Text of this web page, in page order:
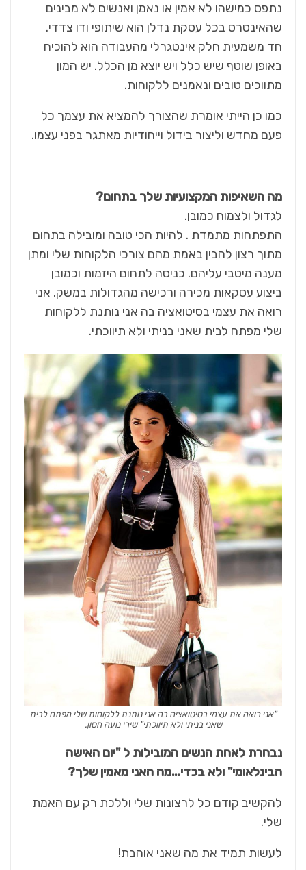
נתפס כמישהו לא אמין או נאמן ואנשים לא מבינים
שהאינטרס בכל עסקת נדלן הוא שיתופי ודו צדדי.
חד משמעית חלק אינטגרלי מהעבודה הוא להוכיח
באופן שוטף שיש כלל ויש יוצא מן הכלל. יש המון
מתווכים טובים ונאמנים ללקוחות.
כמו כן הייתי אומרת שהצורך להמציא את עצמך כל
פעם מחדש וליצור בידול וייחודיות מאתגר בפני עצמו.
מה השאיפות המקצועיות שלך בתחום?
לגדול ולצמוח כמובן.
התפתחות מתמדת . להיות הכי טובה ומובילה בתחום
מתוך רצון להבין באמת מהם צורכי הלקוחות שלי ומתן
מענה מיטבי עליהם. כניסה לתחום היזמות וכמובן
ביצוע עסקאות מכירה ורכישה מהגדולות במשק. אני
רואה את עצמי בסיטואציה בה אני נותנת ללקוחות
שלי מפתח לבית שאני בניתי ולא תיווכתי.
"אני רואה את עצמי בסיטואציה בה אני נותנת ללקוחות שלי מפתח לבית
שאני בניתי ולא תיווכתי" שירי נועה חסון.
נבחרת לאחת הנשים המובילות ל "יום האישה
הבינלאומי" ולא בכדי…מה האני מאמין שלך?
להקשיב קודם כל לרצונות שלי וללכת רק עם האמת
שלי.
לעשות תמיד את מה שאני אוהבת!